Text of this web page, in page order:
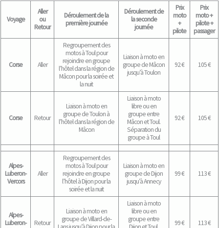
Voyage
Aller
ou
Retour
Déroulement de la
première journée
Déroulement de
la seconde
journée
Prix
moto
+
pilote
Prix
moto +
pilote +
passager
Corse Aller
Regroupement des
motos à Toul pour
rejoindre en groupe
l’hôtel dans la région de
Mâcon pour la soirée et
la nuit
Liaison à moto en
groupe de Mâcon
jusqu’à Toulon
92 € 105 €
Corse Retour
Liaison à moto en
groupe de Toulon à
l’hôtel dans la région de
Mâcon
Liaison à moto
libre ou en
groupe entre
Mâcon et Toul.
Séparation du
groupe à Toul
92 € 105 €
Alpes-
Luberon-
Vercors
Aller
Regroupement des
motos à Toul pour
rejoindre en groupe
l’hôtel à Dijon pour la
soirée et la nuit
Liaison à moto en
groupe de Dijon
jusqu’à Annecy
99 € 113 €
Alpes-
Luberon-
Retour
Liaison à moto en
groupe de Villard-de-
Liaison à moto
libre ou en
groupe entre
99 € 113 €